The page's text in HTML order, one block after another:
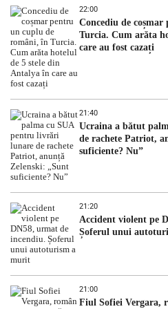
22:00
Concediu de
Turcia. Cum arăta
care au fost cazați
21:40
Ucraina a bătut
de rachete Patriot,
suficiente? Nu”
21:20
Accident violent pe
Șoferul unui
21:00
Fiul Sofiei Vergara,